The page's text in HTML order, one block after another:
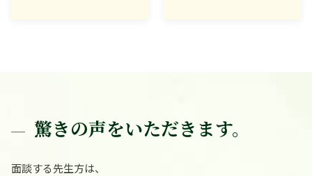
驚きの声をいただきます。
面談する先生方は、